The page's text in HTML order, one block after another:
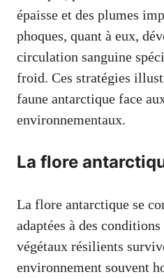
épaisse et des plumes
phoques, quant à eux,
circulation sanguine
froid. Ces stratégies
faune antarctique face
environnementaux.
La flore
La flore antarctique se
adaptées à des
végétaux résilients
environnement souvent